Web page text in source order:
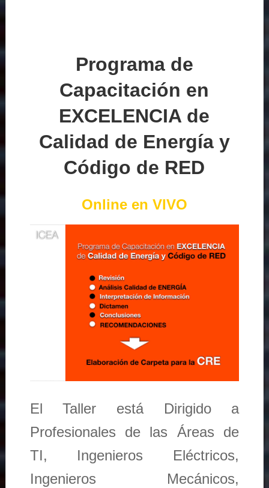
Programa de
Capacitación en
EXCELENCIA de
Calidad de Energía y
Código de RED
Online en VIVO
El Taller está Dirigido a
Profesionales de las Áreas de
TI, Ingenieros Eléctricos,
Ingenieros Mecánicos,